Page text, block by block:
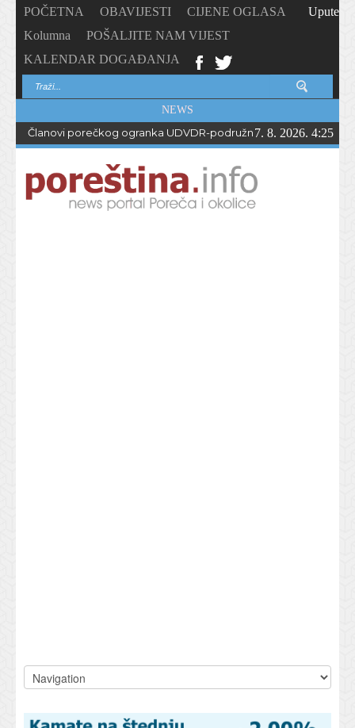
POČETNA OBAVIJESTI
CIJENE OGLASA
Kolumna
POŠALJITE NAM VIJEST
KALENDAR DOGAĐANJA
Upute
NEWS
Članovi porečkog ogranka UDVDR-podružnice Istarske
7. 8. 2026. 4:25